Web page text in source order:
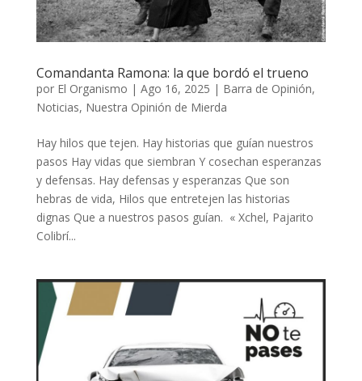
Comandanta Ramona: la que bordó el trueno
por El Organismo | Ago 16, 2025 | Barra de Opinión,
Noticias, Nuestra Opinión de Mierda
Hay hilos que tejen. Hay historias que guían nuestros
pasos Hay vidas que siembran Y cosechan esperanzas
y defensas. Hay defensas y esperanzas Que son
hebras de vida, Hilos que entretejen las historias
dignas Que a nuestros pasos guían. « Xchel, Pajarito
Colibrí...